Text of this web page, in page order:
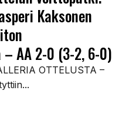
Kaksonen
AA 2-0 (3-2, 6-0)
OTTELUSTA –